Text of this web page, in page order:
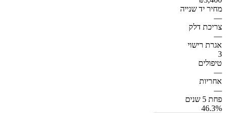
מחיר יד שנייה
—
צריכת דלק
—
אגרת רישוי
3
טיפולים
—
אחריות
—
פחת 5 שנים
46.3%